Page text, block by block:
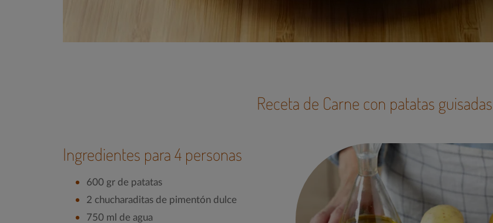
Receta de Carne con patatas guisadas
Ingredientes para 4 personas
600 gr de patatas
2 chucharaditas de pimentón dulce
750 ml de agua